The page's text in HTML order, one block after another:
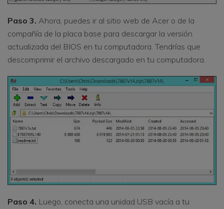
Paso 3. Ahora, puedes ir al sitio web de Acer o de la
compañía de la placa base para descargar la versión
actualizada del BIOS en tu computadora. Tendrías que
descomprimir el archivo descargado en tu computadora.
Paso 4. Luego, conecta una unidad USB vacía a tu